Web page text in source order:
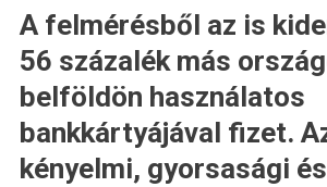
A felmérésből az is
56 százalék más
belföldön használatos
bankkártyájával fizet.
kényelmi, gyorsasági